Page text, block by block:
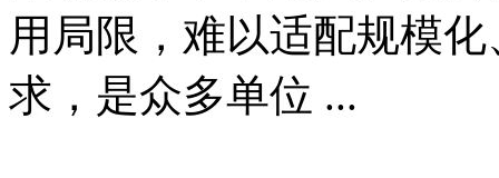
用局限，难以适配规模
求，是众多单位 ...